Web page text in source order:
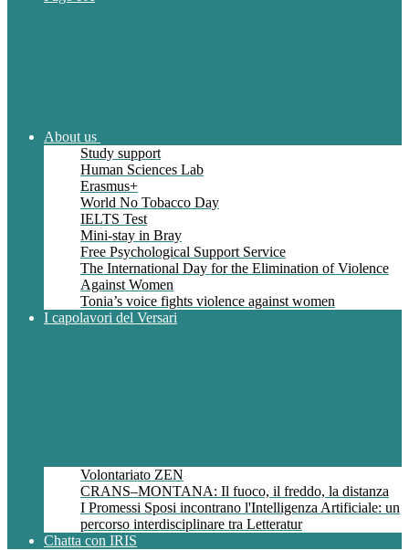
About us
Study support
Human Sciences Lab
Erasmus+
World No Tobacco Day
IELTS Test
Mini-stay in Bray
Free Psychological Support Service
The International Day for the Elimination of Violence
Against Women
Tonia’s voice fights violence against women
I capolavori del Versari
Volontariato ZEN
CRANS–MONTANA: Il fuoco, il freddo, la distanza
I Promessi Sposi incontrano l'Intelligenza Artificiale: un
percorso interdisciplinare tra Letteratur
Chatta con IRIS